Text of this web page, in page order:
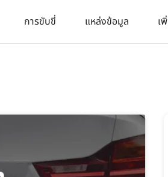
การขับขี่ แหล่งข้อมูล เ